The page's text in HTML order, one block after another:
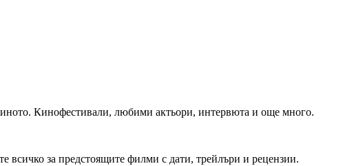
Кинофестивали, любими актьори, интервюта и още много.
всичко за предстоящите филми с дати, трейлъри и рецензии.